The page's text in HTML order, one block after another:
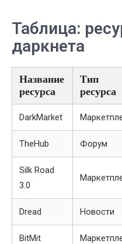
Таблица:
даркнета
Название
ресурса
Тип
ресурса
DarkMarket
TheHub Форум
Silk Road
3.0
Dread Новости
BitMit